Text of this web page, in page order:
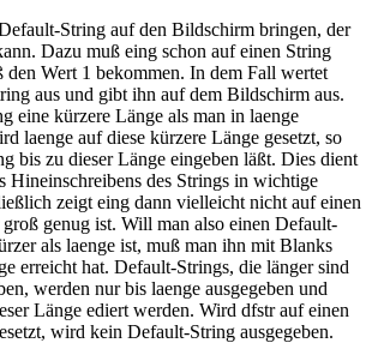
String auf den Bildschirm bringen, der
Dazu muß eing schon auf einen String
den Wert 1 bekommen. In dem Fall wertet
aus und gibt ihn auf dem Bildschirm aus.
eine kürzere Länge als man in laenge
laenge auf diese kürzere Länge gesetzt, so
bis zu dieser Länge eingeben läßt. Dies dient
Hineinschreibens des Strings in wichtige
zeigt eing dann vielleicht nicht auf einen
groß genug ist. Will man also einen Default-
als laenge ist, muß man ihn mit Blanks
erreicht hat. Default-Strings, die länger sind
werden nur bis laenge ausgegeben und
Länge ediert werden. Wird dfstr auf einen
wird kein Default-String ausgegeben.